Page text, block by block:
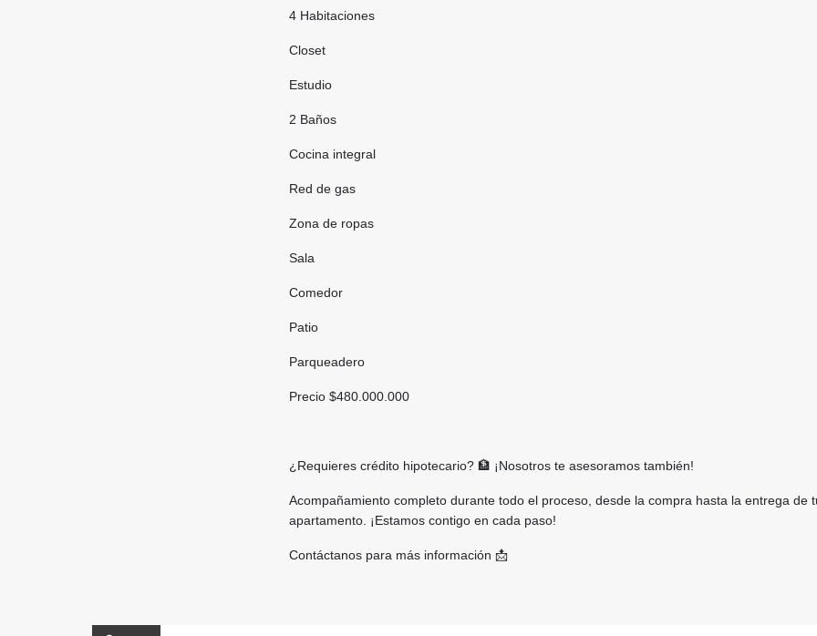
4 Habitaciones
Closet
Estudio
2 Baños
Cocina integral
Red de gas
Zona de ropas
Sala
Comedor
Patio
Parqueadero
Precio $480.000.000
¿Requieres crédito hipotecario? 🏦 ¡Nosotros te asesoramos también!
Acompañamiento completo durante todo el proceso, desde la compra hasta la entrega de
apartamento. ¡Estamos contigo en cada paso!
Contáctanos para más información 📩